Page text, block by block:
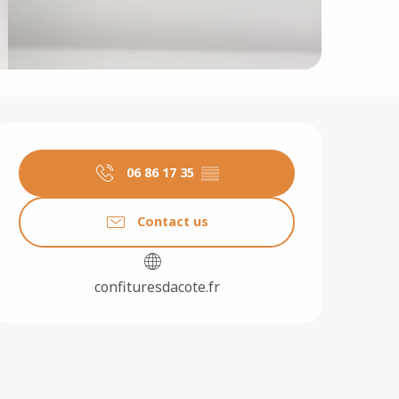
Opening hours &
06 86 17 35 ▒▒
Contact us
confituresdacote.fr